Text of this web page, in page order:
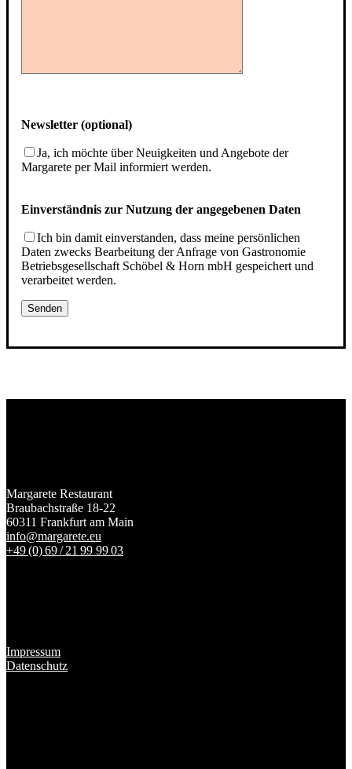
Newsletter (optional)
Ja, ich möchte über Neuigkeiten und Angebote der
Margarete per Mail informiert werden.
Einverständnis zur Nutzung der angegebenen Daten
Ich bin damit einverstanden, dass meine persönlichen
Daten zwecks Bearbeitung der Anfrage von Gastronomie
Betriebsgesellschaft Schöbel & Horn mbH gespeichert und
verarbeitet werden.
Margarete Restaurant
Braubachstraße 18-22
60311 Frankfurt am Main
info@margarete.eu
+49 (0) 69 / 21 99 99 03
Impressum
Datenschutz